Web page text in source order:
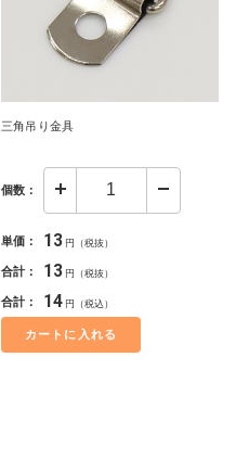
三角吊り金具
個数：
単価： 13 円（税抜）
合計： 13 円（税抜）
合計： 14 円（税込）
カートに入れる